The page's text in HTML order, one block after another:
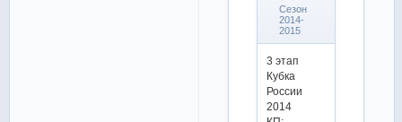
Сезон
2014-
2015
3 этап
Кубка
России
2014